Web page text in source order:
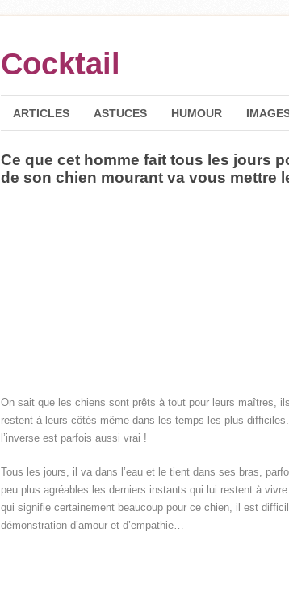
Cocktail
ARTICLES ASTUCES HUMOUR
Ce que cet homme fait tous les jours
de son chien mourant va vous mettre
On sait que les chiens sont prêts à tout pour leurs maîtres,
restent à leurs côtés même dans les temps les plus
l’inverse est parfois aussi vrai !
Tous les jours, il va dans l’eau et le tient dans ses bras,
peu plus agréables les derniers instants qui lui restent à
qui signifie certainement beaucoup pour ce chien, il est
démonstration d’amour et d’empathie…